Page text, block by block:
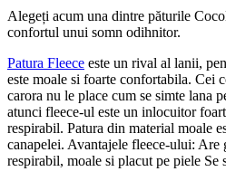
Alegeți acum una dintre păturile
confortul unui somn odihnitor.
Patura Fleece este un rival al lanii,
este moale si foarte confortabila. Cei
carora nu le place cum se simte lana
atunci fleece-ul este un inlocuitor
respirabil. Patura din material moale
canapelei. Avantajele fleece-ului: Are
respirabil, moale si placut pe piele Se